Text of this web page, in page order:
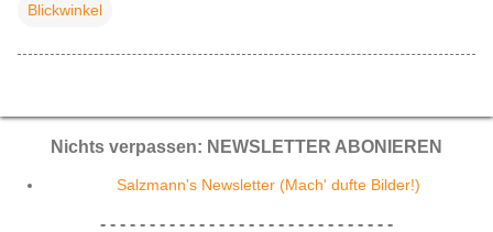
Blickwinkel
Nichts verpassen: NEWSLETTER ABONIEREN
Salzmann's Newsletter (Mach' dufte Bilder!)
- - - - - - - - - - - - - - - - - - - - - - - - - - - - - -